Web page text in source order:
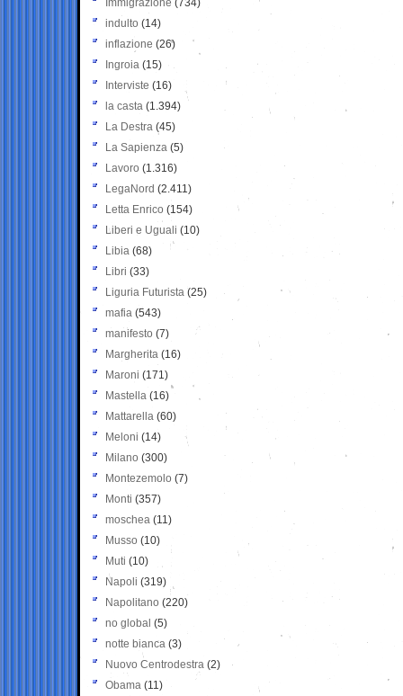
Immigrazione (734)
indulto (14)
inflazione (26)
Ingroia (15)
Interviste (16)
la casta (1.394)
La Destra (45)
La Sapienza (5)
Lavoro (1.316)
LegaNord (2.411)
Letta Enrico (154)
Liberi e Uguali (10)
Libia (68)
Libri (33)
Liguria Futurista (25)
mafia (543)
manifesto (7)
Margherita (16)
Maroni (171)
Mastella (16)
Mattarella (60)
Meloni (14)
Milano (300)
Montezemolo (7)
Monti (357)
moschea (11)
Musso (10)
Muti (10)
Napoli (319)
Napolitano (220)
no global (5)
notte bianca (3)
Nuovo Centrodestra (2)
Obama (11)